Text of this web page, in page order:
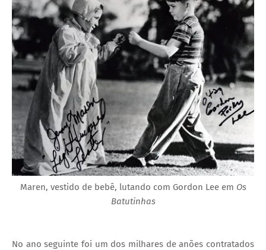
Maren, vestido de bebê, lutando com Gordon Lee em Os
Batutinhas
No ano seguinte foi um dos milhares de anões contratados